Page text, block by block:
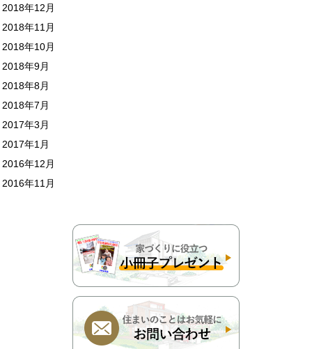
2018年12月
2018年11月
2018年10月
2018年9月
2018年8月
2018年7月
2017年3月
2017年1月
2016年12月
2016年11月